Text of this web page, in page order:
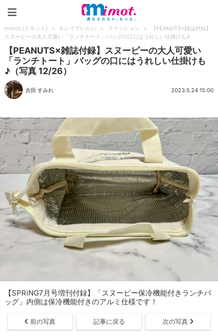
mimot.(ミモット) > キレイでいたい > ファッション >
【PEANUTS×雑誌付録】
スヌーピーの大人可愛い「ランチトート」バッグの口にはうれしい仕掛けも♪
【PEANUTS×雑誌付録】スヌーピーの大人可愛い
「ランチトート」バッグの口にはうれしい仕掛けも
♪（写真 12/26）
吉田 すみれ 2023.5.24 15:00
【SPRiNG7月号増刊付録】「スヌーピー保冷機能付きランチバ
ッグ」内側は保冷機能付きのアルミ仕様です！
前の写真 記事に戻る 次の写真